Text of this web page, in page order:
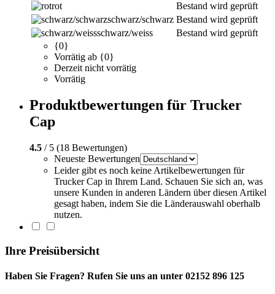
rot
Bestand wird geprüft
schwarz/schwarz Bestand wird geprüft
schwarz/weiss
Bestand wird geprüft
{0}
Vorrätig ab {0}
Derzeit nicht vorrätig
Vorrätig
Produktbewertungen für Trucker
Cap
4.5 / 5 (18 Bewertungen)
Neueste Bewertungen
Leider gibt es noch keine Artikelbewertungen für
Trucker Cap in Ihrem Land. Schauen Sie sich an, was
unsere Kunden in anderen Ländern über diesen Artikel
gesagt haben, indem Sie die Länderauswahl oberhalb
nutzen.
Ihre Preisübersicht
Haben Sie Fragen? Rufen Sie uns an unter 02152 896 125